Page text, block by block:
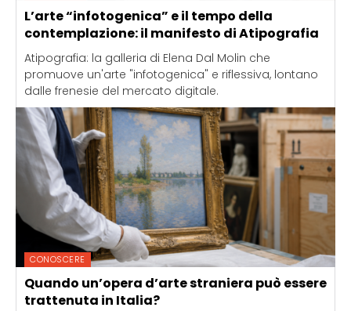
L’arte “infotogenica” e il tempo della
contemplazione: il manifesto di Atipografia
Atipografia: la galleria di Elena Dal Molin che
promuove un'arte "infotogenica" e riflessiva, lontano
dalle frenesie del mercato digitale.
CONOSCERE
Quando un’opera d’arte straniera può essere
trattenuta in Italia?